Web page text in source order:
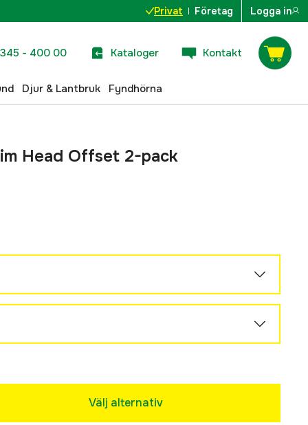
Privat Företag Logga in
- 400 00 Kataloger Kontakt
Djur & Lantbruk Fyndhörna
Head Offset 2-pack
Välj alternativ